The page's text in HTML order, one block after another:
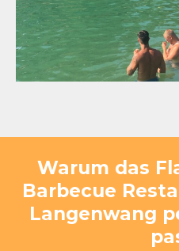
Warum das
Barbecue
Langenwang